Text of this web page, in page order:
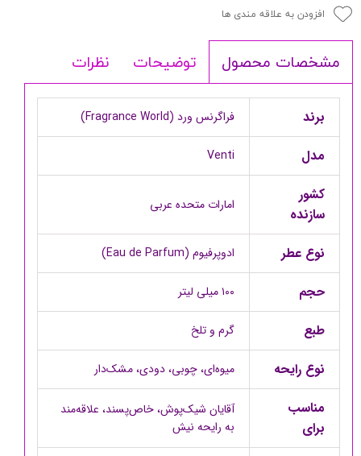
افزودن به علاقه مندی ها
مشخصات محصول توضیحات نظرات
برند فراگرنس ورد (Fragrance World)
مدل Venti
کشور
سازنده
امارات متحده عربی
نوع عطر ادوپرفیوم (Eau de Parfum)
حجم‌ ۱۰۰ میلی لیتر
طبع گرم و تلخ
نوع رایحه میوه‌ای، چوبی، دودی، مشک‌دار
مناسب
برای
آقایان شیک‌پوش، خاص‌پسند، علاقه‌مند
به رایحه نیش